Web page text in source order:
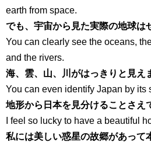
earth from space.
でも、宇宙から見た実際の地球は
You can clearly see the oceans,
and the rivers.
海、雲、山、川がはっきりと見え
You can even identify Japan by its
地形から日本を見分けることさえ
I feel so lucky to have a beautiful
私には美しい惑星の故郷があって